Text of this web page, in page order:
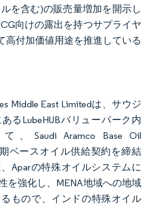
を含む)の販売量増加を開示し
向けの露出を持つサプライヤ
高付加価値用途を推進している
Middle East Limitedは、サウジ
るLubeHUBバリューパーク内
Saudi Aramco Base Oil
ベースオイル供給契約を締結
Aparの特殊オイルシステムに
を強化し、MENA地域への地域
もので、インドの特殊オイル